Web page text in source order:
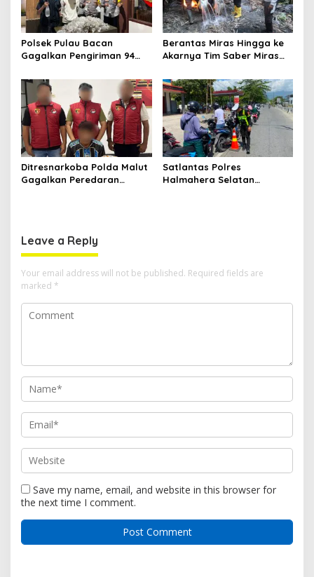
Polsek Pulau Bacan
Gagalkan Pengiriman 94
Tikus di Pelabuhan Kupal
Berantas Miras Hingga ke
Akarnya Tim Saber Miras
Bongkar Penyulingan Cap
Tikus Aktif
Ditresnarkoba Polda Malut
Gagalkan Peredaran
Satlantas Polres
Halmahera Selatan
Leave a Reply
Your email address will not be published. Required fields are
marked *
Save my name, email, and website in this browser for
the next time I comment.